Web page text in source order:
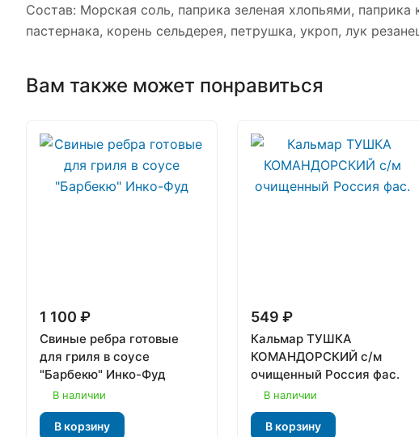
Состав: Морская соль, паприка зеленая хлопьями,
пастернака, корень сельдерея, петрушка, укроп, лук
Вам также может понравиться
1 100 ₽
Свиные ребра готовые
для гриля в соусе
"Барбекю" Инко-Фуд
В наличии
В корзину
549 ₽
Кальмар ТУШКА
КОМАНДОРСКИЙ с/м
очищенный Россия фас.
В наличии
В корзину